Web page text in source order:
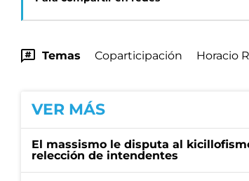
Temas Coparticipación Horacio
VER MÁS
El massismo le disputa al
relección de intendentes